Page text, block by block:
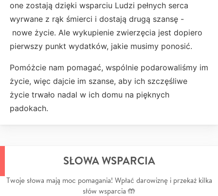
one zostają dzięki wsparciu Ludzi pełnych serca
wyrwane z rąk śmierci i dostają drugą szansę -
nowe życie. Ale wykupienie zwierzęcia jest dopiero
pierwszy punkt wydatków, jakie musimy ponosić.
Pomóżcie nam pomagać, wspólnie podarowaliśmy im
życie, więc dajcie im szanse, aby ich szczęśliwe
życie trwało nadal w ich domu na pięknych
padokach.
SŁOWA WSPARCIA
Twoje słowa mają moc pomagania! Wpłać darowiznę i przekaż kilka
słów wsparcia 🤲